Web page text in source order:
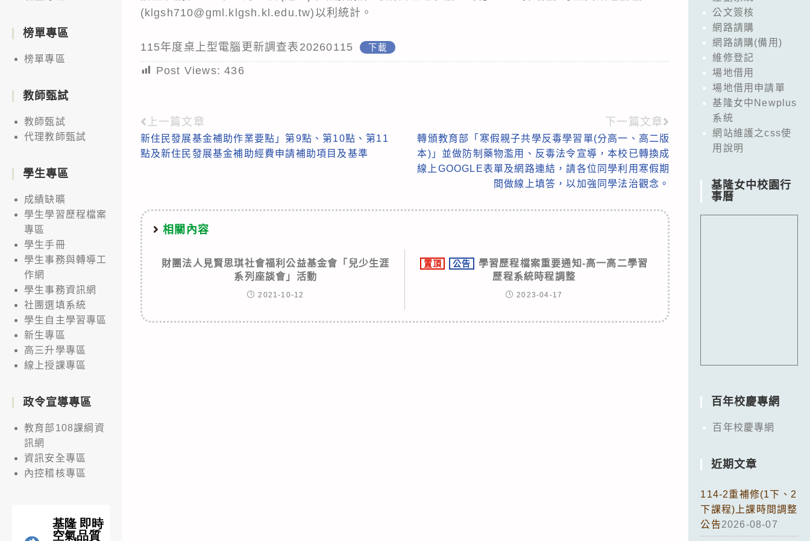
(klgsh710@gml.klgsh.kl.edu.tw)以利統計。
115年度桌上型電腦更新調查表20260115 下載
Post Views: 436
Read
more
上一篇文章
新住民發展基金補助作業要點」第9點、第10點、第11
點及新住民發展基金補助經費申請補助項目及基準
下一篇文章
轉頒教育部「寒假親子共學反毒學習單(分高一、高二版
本)」並做防制藥物濫用、反毒法令宣導，本校已轉換成
線上GOOGLE表單及網路連結，請各位同學利用寒假期
間做線上填答，以加強同學法治觀念。
相關內容
財團法人見賢思琪社會福利公益基金會「兒少生涯
系列座談會」活動
2021-10-12
置頂 公告
學習歷程檔案重要通知-高一高二學習
歷程系統時程調整
2023-04-17
榜單專區
榜單專區
教師甄試
教師甄試
代理教師甄試
學生專區
成績缺曠
學生學習歷程檔案
專區
學生手冊
學生事務與轉導工
作網
學生事務資訊網
社團選填系統
學生自主學習專區
新生專區
高三升學專區
線上授課專區
政令宣導專區
教育部108課綱資
訊網
資訊安全專區
內控稽核專區
公文簽核
網路請購
網路請購(備用)
維修登記
場地借用
場地借用申請單
基隆女中Newplus
系統
網站維護之css使
用說明
基隆女中校園行
事曆
百年校慶專網
百年校慶專網
近期文章
114-2重補修(1下、2
下課程)上課時間調整
公告2026-08-07